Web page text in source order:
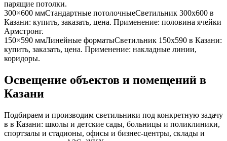
парящие потолки.
300×600 ммСтандартные потолочныеСветильник 300x600 в
Казани: купить, заказать, цена. Применение: половина ячейки
Армстронг.
150×590 ммЛинейные форматыСветильник 150x590 в Казани:
купить, заказать, цена. Применение: накладные линии,
коридоры.
Освещение объектов и помещений в
Казани
Подбираем и производим светильники под конкретную задачу
в в Казани: школы и детские сады, больницы и поликлиники,
спортзалы и стадионы, офисы и бизнес-центры, склады и